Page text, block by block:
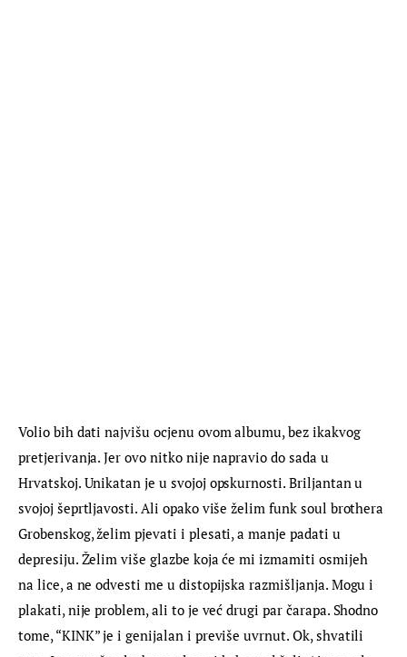
Volio bih dati najvišu ocjenu ovom albumu, bez ikakvog
pretjerivanja. Jer ovo nitko nije napravio do sada u
Hrvatskoj. Unikatan je u svojoj opskurnosti. Briljantan u
svojoj šeprtljavosti. Ali opako više želim funk soul brothera
Grobenskog, želim pjevati i plesati, a manje padati u
depresiju. Želim više glazbe koja će mi izmamiti osmijeh
na lice, a ne odvesti me u distopijska razmišljanja. Mogu i
plakati, nije problem, ali to je već drugi par čarapa. Shodno
tome, “KINK” je i genijalan i previše uvrnut. Ok, shvatili